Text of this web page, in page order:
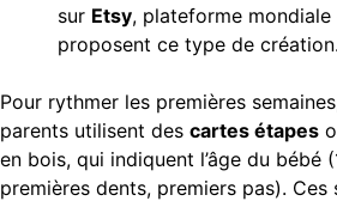
sur Etsy, plateforme mondiale
proposent ce type de création.
Pour rythmer les premières
parents utilisent des cartes étapes
en bois, qui indiquent l’âge du bébé
premières dents, premiers pas).